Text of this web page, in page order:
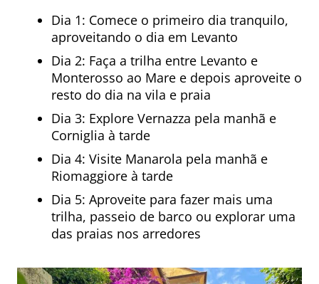
Dia 1: Comece o primeiro dia tranquilo,
aproveitando o dia em Levanto
Dia 2: Faça a trilha entre Levanto e
Monterosso ao Mare e depois aproveite o
resto do dia na vila e praia
Dia 3: Explore Vernazza pela manhã e
Corniglia à tarde
Dia 4: Visite Manarola pela manhã e
Riomaggiore à tarde
Dia 5: Aproveite para fazer mais uma
trilha, passeio de barco ou explorar uma
das praias nos arredores